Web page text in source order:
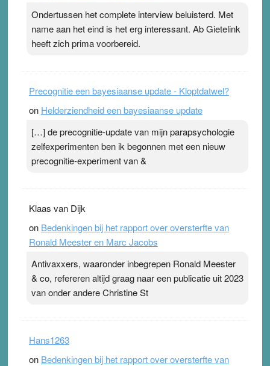
Pleisterplakkers in de topspsort ›[...]
Ondertussen het complete interview beluisterd. Met
name aan het eind is het erg interessant. Ab Gietelink
heeft zich prima voorbereid.
Precognitie een bayesiaanse update - Kloptdatwel?
on Helderziendheid een bayesiaanse update
[…] de precognitie-update van mijn parapsychologie
zelfexperimenten ben ik begonnen met een nieuw
precognitie-experiment van &
Klaas van Dijk
on Bedenkingen bij het rapport over oversterfte van
Ronald Meester en Marc Jacobs
Antivaxxers, waaronder inbegrepen Ronald Meester
& co, refereren altijd graag naar een publicatie uit 2023
van onder andere Christine St
Hans1263
on Bedenkingen bij het rapport over oversterfte van